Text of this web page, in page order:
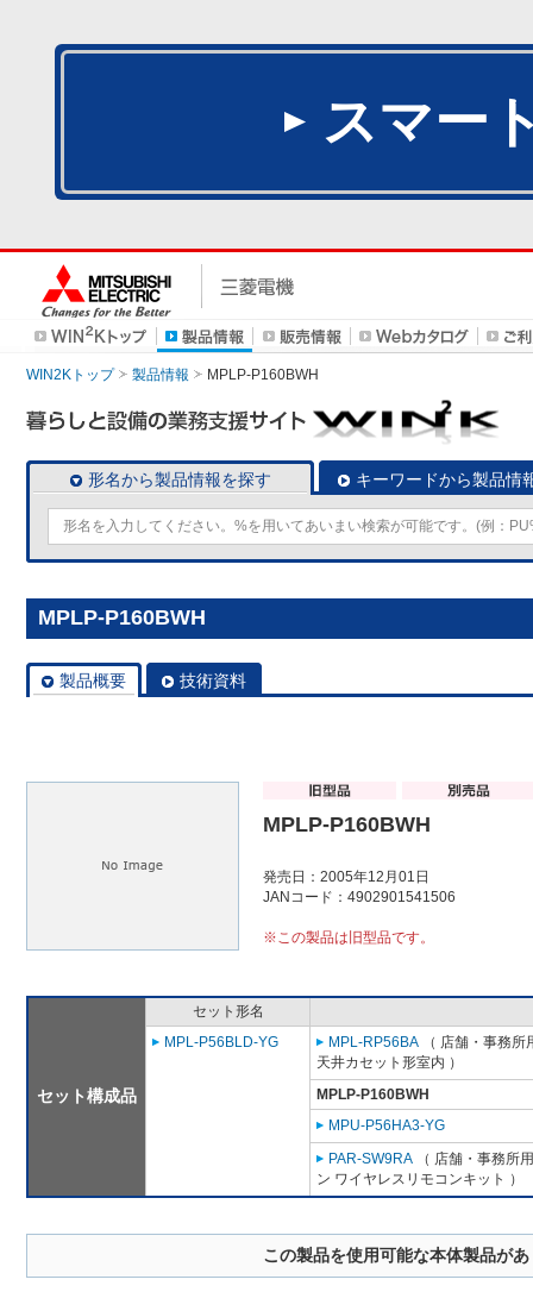
スマー
WIN2Kトップ 製品情報 MPLP-P160BWH
形名から製品情報を探す キーワードから製品情
MPLP-P160BWH
製品概要 技術資料
MPLP-P160BWH
発売日：2005年12月01日
JANコード：4902901541506
※この製品は旧型品です。
セット構成品
セット形名
MPL-P56BLD-YG
MPL-RP56BA （ 店舗・事務
天井カセット形室内 ）
MPLP-P160BWH
MPU-P56HA3-YG
PAR-SW9RA （ 店舗・事務所
ン ワイヤレスリモコンキット ）
この製品を使用可能な本体製品が